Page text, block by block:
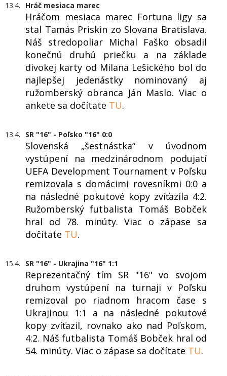
13.4. Hráč mesiaca marec
Hráčom mesiaca marec Fortuna ligy sa
stal Tamás Priskin zo Slovana Bratislava.
Náš stredopoliar Michal Faško obsadil
konečnú druhú priečku a na základe
divokej karty od Milana Lešického bol do
najlepšej jedenástky nominovaný aj
ružomberský obranca Ján Maslo. Viac o
ankete sa dočítate TU.
13.4. SR "16" - Poľsko "16" 0:0
Slovenská „šestnástka“ v úvodnom
vystúpení na medzinárodnom podujatí
UEFA Development Tournament v Poľsku
remizovala s domácimi rovesníkmi 0:0 a
na následné pokutové kopy zvíťazila 4:2.
Ružomberský futbalista Tomáš Bobček
hral od 78. minúty. Viac o zápase sa
dočítate TU.
15.4. SR "16" - Ukrajina "16" 1:1
Reprezentačný tím SR "16" vo svojom
druhom vystúpení na turnaji v Poľsku
remizoval po riadnom hracom čase s
Ukrajinou 1:1 a na následné pokutové
kopy zvíťazil, rovnako ako nad Poľskom,
4:2. Náš futbalista Tomáš Bobček hral od
54. minúty. Viac o zápase sa dočítate TU.